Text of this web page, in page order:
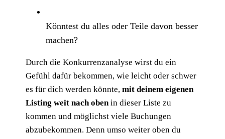
Könntest du alles oder Teile davon besser
machen?
Durch die Konkurrenzanalyse wirst du ein
Gefühl dafür bekommen, wie leicht oder schwer
es für dich werden könnte,mit deinem eigenen
Listing weit nach obenin dieser Liste zu
kommen und möglichst viele Buchungen
abzubekommen. Denn umso weiter oben du